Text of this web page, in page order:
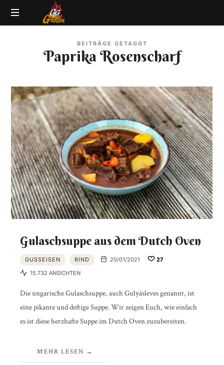
GG-
Rezepte
|
BBQ
Lexikon
BEITRÄGE GETAGGT
Paprika Rosenscharf
Gulaschsuppe aus dem Dutch Oven
GUSSEISEN RIND 20/01/2021
27
15.732 ANSICHTEN
Die ungarische Gulaschsuppe, auch Gulyásleves genannt, ist
eine pikante und deftige Suppe. Wir zeigen Euch, wie einfach
es ist diese herzhafte Suppe im Dutch Oven zuzubereiten.
MEHR LESEN